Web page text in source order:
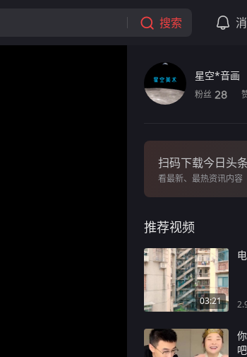
搜索
星空*音画
粉丝 28
扫码下载今日头
看最新、最热资讯内容
推荐视频
03:21
吧